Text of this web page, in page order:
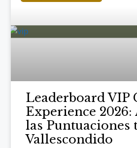
Leaderboard VIP
Experience 2026:
las Puntuaciones
Vallescondido